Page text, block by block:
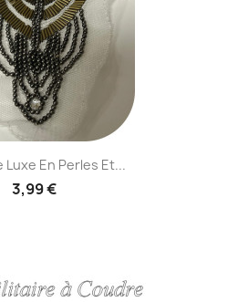
Luxe En Perles Et...
3,99 €